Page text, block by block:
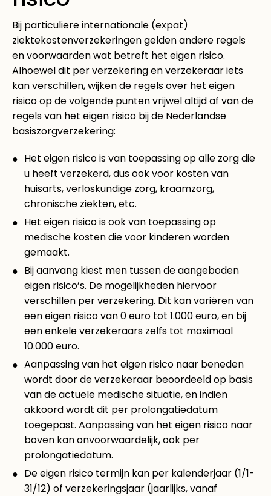
Bij particuliere internationale (expat)
ziektekostenverzekeringen gelden andere regels
en voorwaarden wat betreft het eigen risico.
Alhoewel dit per verzekering en verzekeraar iets
kan verschillen, wijken de regels over het eigen
risico op de volgende punten vrijwel altijd af van de
regels van het eigen risico bij de Nederlandse
basiszorgverzekering:
Het eigen risico is van toepassing op alle zorg die
u heeft verzekerd, dus ook voor kosten van
huisarts, verloskundige zorg, kraamzorg,
chronische ziekten, etc.
Het eigen risico is ook van toepassing op
medische kosten die voor kinderen worden
gemaakt.
Bij aanvang kiest men tussen de aangeboden
eigen risico’s. De mogelijkheden hiervoor
verschillen per verzekering. Dit kan variëren van
een eigen risico van 0 euro tot 1.000 euro, en bij
een enkele verzekeraars zelfs tot maximaal
10.000 euro.
Aanpassing van het eigen risico naar beneden
wordt door de verzekeraar beoordeeld op basis
van de actuele medische situatie, en indien
akkoord wordt dit per prolongatiedatum
toegepast. Aanpassing van het eigen risico naar
boven kan onvoorwaardelijk, ook per
prolongatiedatum.
De eigen risico termijn kan per kalenderjaar (1/1-
31/12) of verzekeringsjaar (jaarlijks, vanaf